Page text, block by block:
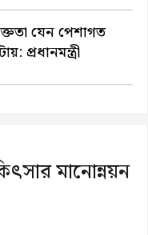
যেন পেশাগত
প্রধানমন্ত্রী
মানোন্নয়ন